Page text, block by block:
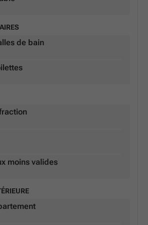
davantage d’informations ou
par cette résidence exceptionnelle
d’une intelligence artificielle.
de bain
moins valides